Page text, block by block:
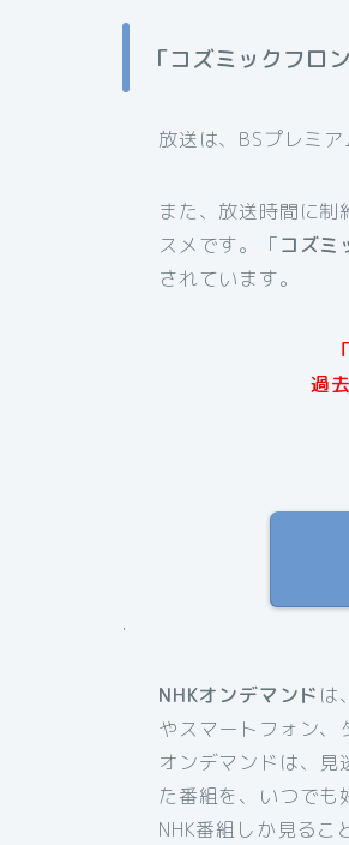
「コズミックフロ
放送は、BSプレミ
また、放送時間に
スメです。「コズミ
されています。
過
.
NHKオンデマンド は
やスマートフォン、
オンデマンドは、
た番組を、いつでも
NHK番組しか見るこ